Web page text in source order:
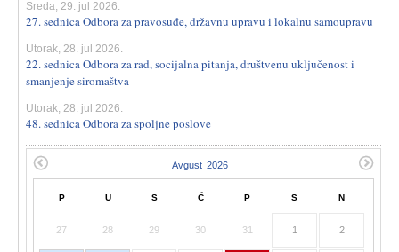
Sreda, 29. jul 2026.
27. sednica Odbora za pravosuđe, državnu upravu i lokalnu samoupravu
Utorak, 28. jul 2026.
22. sednica Odbora za rad, socijalna pitanja, društvenu uključenost i
smanjenje siromaštva
Utorak, 28. jul 2026.
48. sednica Odbora za spoljne poslove
P U S Č P S N
27 28 29 30 31 1 2